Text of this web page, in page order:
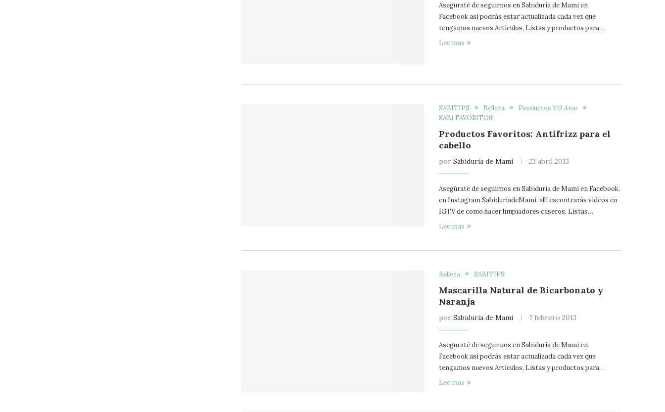
Aseguraté de seguirnos en Sabiduría de Mami en
Facebook así podrás estar actualizada cada vez que
tengamos nuevos Artículos, Listas y productos para…
Lee mas
SABITIPS Belleza
Productos YO Amo
SABI FAVORITOS
Productos Favoritos: Antifrizz para el
cabello
porSabiduria de Mami 23 abril 2013
Asegúrate de seguirnos en Sabiduría de Mami en Facebook,
en Instagram SabiduríadeMami, allí escontrarás videos en
IGTV de como hacer limpiadores caseros, Listas…
Lee mas
Belleza SABITIPS
Mascarilla Natural de Bicarbonato y
Naranja
porSabiduria de Mami 7 febrero 2013
Aseguraté de seguirnos en Sabiduría de Mami en
Facebook así podrás estar actualizada cada vez que
tengamos nuevos Artículos, Listas y productos para…
Lee mas